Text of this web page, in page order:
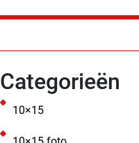
Categorieën
10×15